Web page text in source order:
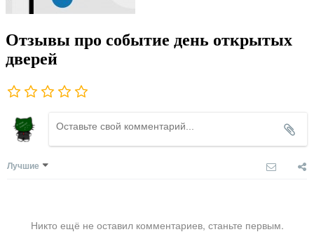
Отзывы про событие день открытых
дверей
Лучшие
Никто ещё не оставил комментариев, станьте первым.